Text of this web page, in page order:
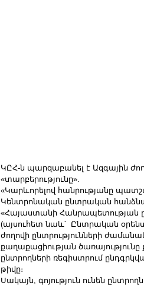
ԿԸՀ-ն պարզաբանել է Ազգային
«տարբերությունը».
«Կարևորելով հանրությանը
Կենտրոնական ընտրական
«Հայաստանի Հանրապետության
(այսուհետ նաև՝  Ընտրական
ժողովի ընտրությունների
քաղաքացիության
ընտրողների ռեգիստրում
թիվը։
Սակայն, գոյություն ունեն